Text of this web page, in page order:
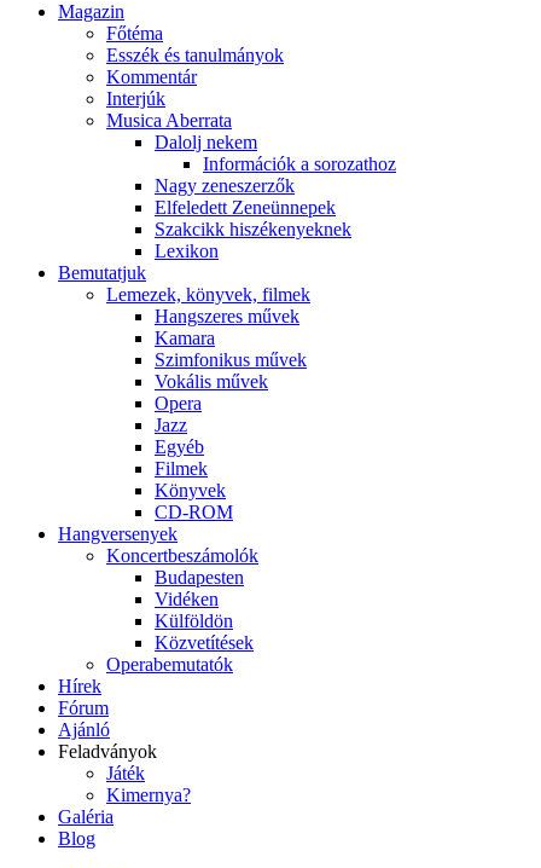
Magazin
Főtéma
Esszék és tanulmányok
Kommentár
Interjúk
Musica Aberrata
Dalolj nekem
Információk a sorozathoz
Nagy zeneszerzők
Elfeledett Zeneünnepek
Szakcikk hiszékenyeknek
Lexikon
Bemutatjuk
Lemezek, könyvek, filmek
Hangszeres művek
Kamara
Szimfonikus művek
Vokális művek
Opera
Jazz
Egyéb
Filmek
Könyvek
CD-ROM
Hangversenyek
Koncertbeszámolók
Budapesten
Vidéken
Külföldön
Közvetítések
Operabemutatók
Hírek
Fórum
Ajánló
Feladványok
Játék
Kimernya?
Galéria
Blog